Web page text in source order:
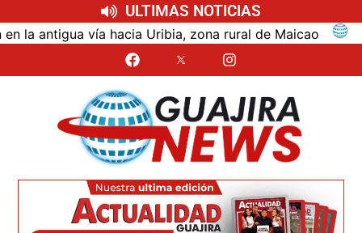
ULTIMAS NOTICIAS
vía hacia Uribia, zona rural de Maicao